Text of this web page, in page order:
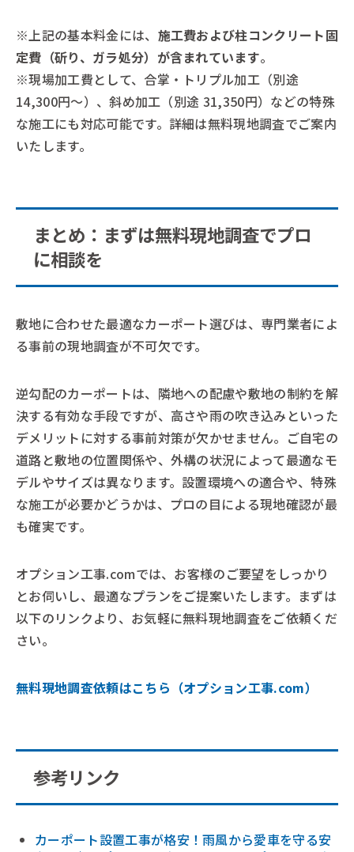
※上記の基本料金には、 施工費および柱コンクリート固
定費（斫り、ガラ処分）が含まれています。
※現場加工費として、合掌・トリプル加工（別途
14,300円～）、斜め加工（別途 31,350円）などの特殊
な施工にも対応可能です。詳細は無料現地調査でご案内
いたします。
まとめ：まずは無料現地調査でプロ
に相談を
敷地に合わせた最適なカーポート選びは、専門業者によ
る事前の現地調査が不可欠です。
逆勾配のカーポートは、隣地への配慮や敷地の制約を解
決する有効な手段ですが、高さや雨の吹き込みといった
デメリットに対する事前対策が欠かせません。ご自宅の
道路と敷地の位置関係や、外構の状況によって最適なモ
デルやサイズは異なります。設置環境への適合や、特殊
な施工が必要かどうかは、プロの目による現地確認が最
も確実です。
オプション工事.comでは、お客様のご要望をしっかり
とお伺いし、最適なプランをご提案いたします。まずは
以下のリンクより、お気軽に無料現地調査をご依頼くだ
さい。
無料現地調査依頼はこちら（オプション工事.com）
参考リンク
カーポート設置工事が格安！雨風から愛車を守る安